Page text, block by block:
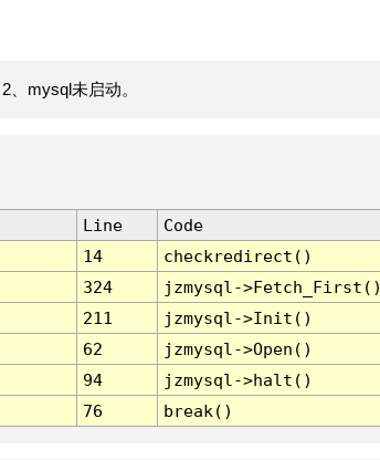
mysql未启动。
Line
Code
14
checkredirect()
324
jzmysql-
211
jzmysql->Init()
62
jzmysql->Open()
94
jzmysql->halt()
76 break()